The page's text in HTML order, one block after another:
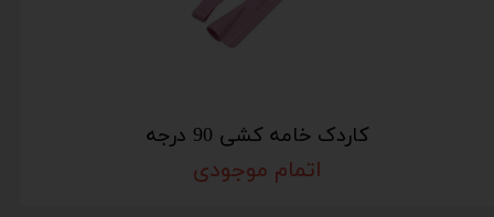
کاردک خامه کشی 90 درجه
اتمام موجودی